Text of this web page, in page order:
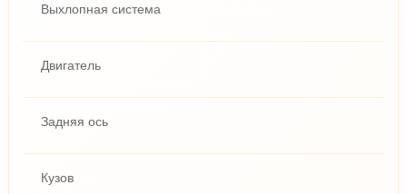
Выхлопная система
Двигатель
Задняя ось
Кузов